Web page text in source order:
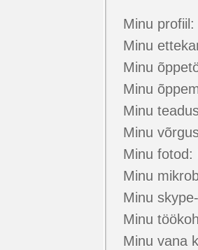
Minu profiil:
Minu
Minu
Minu
Minu
Minu
Minu fotod:
Minu
Minu
Minu
Minu vana